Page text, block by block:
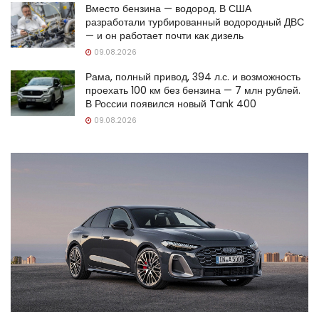
Вместо бензина — водород. В США
разработали турбированный водородный ДВС
— и он работает почти как дизель
09.08.2026
Рама, полный привод, 394 л.с. и возможность
проехать 100 км без бензина — 7 млн рублей.
В России появился новый Tank 400
09.08.2026